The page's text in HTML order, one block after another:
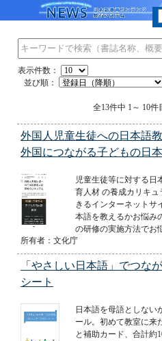
表示件数：
並び順：
全13件中 1～ 10件
外国人児童生徒への日本語
外国につながる子どもの日
児童生徒等に対する日
育人材 の養成カリキ
きるインターネットサ
本語を教えるかお悩み
の研修の実施方法でお
所有者：文化庁
「やさしい日本語」でつな
シート
日本語を母語としない
ール。初めて教室に来
と補助カード、合計約